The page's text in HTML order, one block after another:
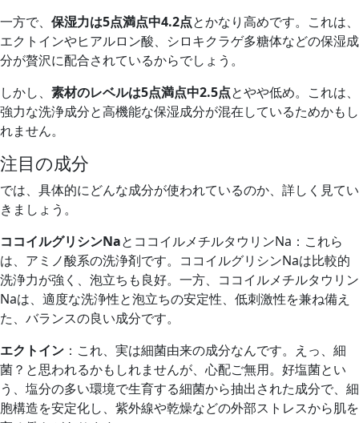
一方で、 保湿力は5点満点中4.2点とかなり高めです。これは、
エクトインやヒアルロン酸、シロキクラゲ多糖体などの保湿成
分が贅沢に配合されているからでしょう。
しかし、 素材のレベルは5点満点中2.5点とやや低め。これは、
強力な洗浄成分と高機能な保湿成分が混在しているためかもし
れません。
注目の成分
では、具体的にどんな成分が使われているのか、詳しく見てい
きましょう。
ココイルグリシンNaとココイルメチルタウリンNa：これら
は、アミノ酸系の洗浄剤です。ココイルグリシンNaは比較的
洗浄力が強く、泡立ちも良好。一方、ココイルメチルタウリン
Naは、適度な洗浄性と泡立ちの安定性、低刺激性を兼ね備え
た、バランスの良い成分です。
エクトイン ：これ、実は細菌由来の成分なんです。えっ、細
菌？と思われるかもしれませんが、心配ご無用。好塩菌とい
う、塩分の多い環境で生育する細菌から抽出された成分で、細
胞構造を安定化し、紫外線や乾燥などの外部ストレスから肌を